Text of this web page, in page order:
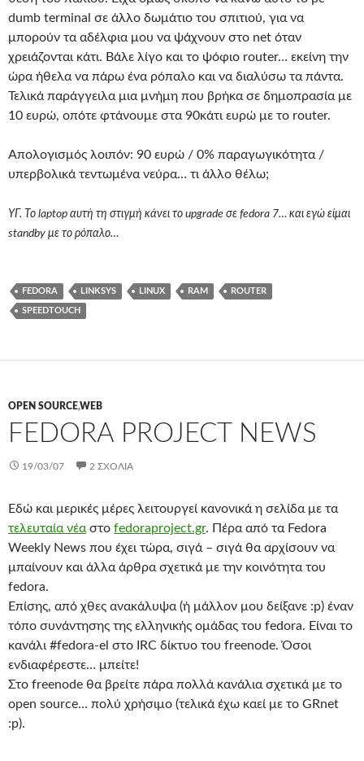
dumb terminal σε άλλο δωμάτιο του σπιτιού, για να
μπορούν τα αδέλφια μου να ψάχνουν στο net όταν
χρειάζονται κάτι. Βάλε λίγο και το ψόφιο router… εκείνη την
ώρα ήθελα να πάρω ένα ρόπαλο και να διαλύσω τα πάντα.
Τελικά παράγγειλα μια μνήμη που βρήκα σε δημοπρασία με
10 ευρώ, οπότε φτάνουμε στα 90κάτι ευρώ με το router.
Απολογισμός λοιπόν: 90 ευρώ / 0% παραγωγικότητα /
υπερβολικά τεντωμένα νεύρα… τι άλλο θέλω;
ΥΓ. Το laptop αυτή τη στιγμή κάνει το upgrade σε fedora 7… και εγώ είμαι
standby με το ρόπαλο…
FEDORA LINKSYS LINUX RAM ROUTER
SPEEDTOUCH
OPEN SOURCE,WEB
FEDORA PROJECT NEWS
19/03/07 2 ΣΧΌΛΙΑ
Εδώ και μερικές μέρες λειτουργεί κανονικά η σελίδα με τα
τελευταία νέα στο fedoraproject.gr. Πέρα από τα Fedora
Weekly News που έχει τώρα, σιγά – σιγά θα αρχίσουν να
μπαίνουν και άλλα άρθρα σχετικά με την κοινότητα του
fedora.
Επίσης, από χθες ανακάλυψα (ή μάλλον μου δείξανε :p) έναν
τόπο συνάντησης της ελληνικής ομάδας του fedora. Είναι το
κανάλι #fedora-el στο IRC δίκτυο του freenode. Όσοι
ενδιαφέρεστε… μπείτε!
Στο freenode θα βρείτε πάρα πολλά κανάλια σχετικά με το
open source… πολύ χρήσιμο (τελικά έχω καεί με το GRnet
:p).